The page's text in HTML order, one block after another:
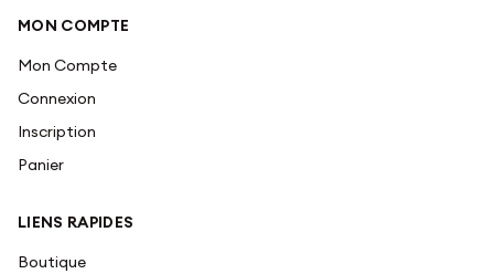
MON COMPTE
Mon Compte
Connexion
Inscription
Panier
LIENS RAPIDES
Boutique